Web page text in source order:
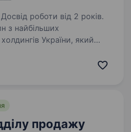
роботи від 2 років.
з найбільших
України, який
насіннєве
продажу